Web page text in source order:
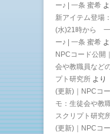
ー♪ | 一条 蜜希
新アイテム登場
(水)21時から 一
ー♪ | 一条 蜜希
NPCコード公開
会や教職員など
プト研究所 より
(更新)｜NPCコ
モ：生徒会や教
スクリプト研究
(更新)｜NPCコ